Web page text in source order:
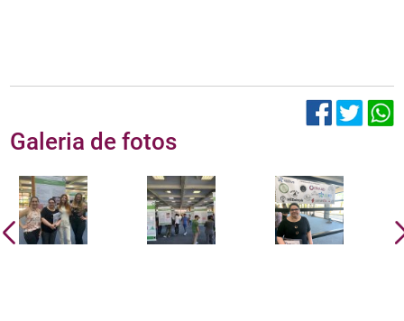
Galeria de fotos